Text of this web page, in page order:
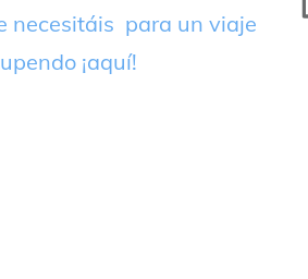
necesitáis para un viaje
¡aquí!